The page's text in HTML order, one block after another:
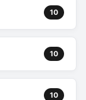
10
10
10